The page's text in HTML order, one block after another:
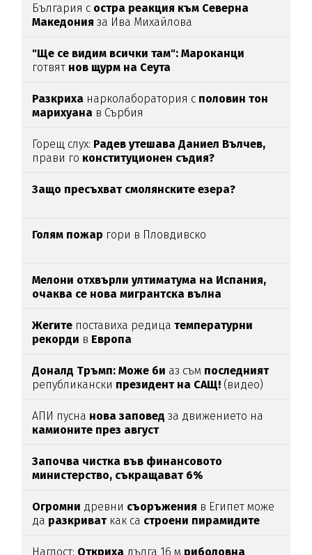
България с остра реакция към Северна
Македония за Ива Михайлова
"Ще се видим всички там": Мароканци
готвят нов щурм на Сеута
Разкриха нарколаборатория с половин тон
марихуана в Сърбия
Горещ слух: Радев утешава Даниел Вълчев,
прави го конституционен съдия?
Защо пресъхват смолянските езера?
Голям пожар гори в Пловдивско
Мелони отхвърли ултиматума на Испания,
очаква се нова мигрантска вълна
Жегите поставиха редицатемпературни
рекорди в Европа
Доналд Тръмп: Може би аз съм последният
републикански президент на САЩ! (видео)
АПИ пусна нова заповед за движението на
камионите през август
Започва чистка във финансовото
министерство, съкращават 6%
Огромни древни съоръжения в Египет може
да разкриваткак са строени пирамидите
Наглост: Откриха дълга 16 м риболовна